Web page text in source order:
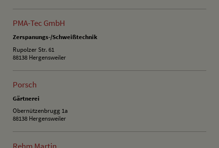
PMA-Tec GmbH
Zerspanungs-/Schweißtechnik
Rupolzer Str. 61
88138 Hergensweiler
Porsch
Gärtnerei
Obernützenbrugg 1a
88138 Hergensweiler
Rehm Martin